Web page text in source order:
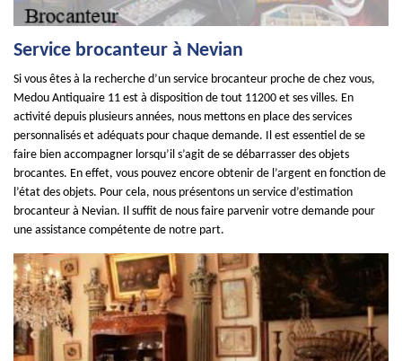
Service brocanteur à Nevian
Si vous êtes à la recherche d’un service brocanteur proche de chez vous,
Medou Antiquaire 11 est à disposition de tout 11200 et ses villes. En
activité depuis plusieurs années, nous mettons en place des services
personnalisés et adéquats pour chaque demande. Il est essentiel de se
faire bien accompagner lorsqu’il s’agit de se débarrasser des objets
brocantes. En effet, vous pouvez encore obtenir de l’argent en fonction de
l’état des objets. Pour cela, nous présentons un service d’estimation
brocanteur à Nevian. Il suffit de nous faire parvenir votre demande pour
une assistance compétente de notre part.